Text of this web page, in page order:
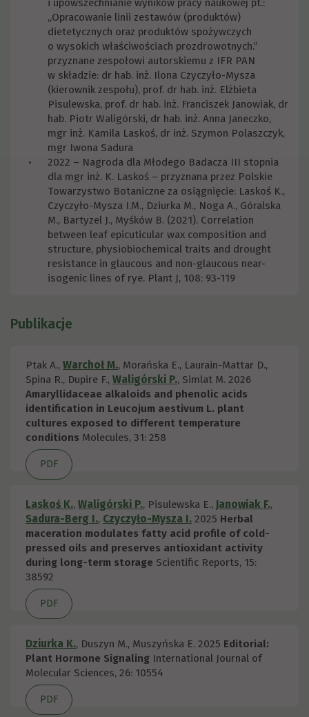
i upowszechnianie wyników pracy naukowej pt.:
„Opracowanie linii zestawów (produktów)
dietetycznych oraz produktów spożywczych
o wysokich właściwościach prozdrowotnych.”
przyznane zespołowi autorskiemu z IFR PAN
w składzie: dr hab. inż. Ilona Czyczyło-Mysza
(kierownik zespołu), prof. dr hab. inż. Elżbieta
Pisulewska, prof. dr hab. inż. Franciszek Janowiak, dr
hab. Piotr Waligórski, dr hab. inż. Anna Janeczko,
mgr inż. Kamila Laskoś, dr inż. Szymon Polaszczyk,
mgr Iwona Sadura
2022 – Nagroda dla Młodego Badacza III stopnia
dla mgr inż. K. Laskoś – przyznana przez Polskie
Towarzystwo Botaniczne za osiągnięcie: Laskoś K.,
Czyczyło-Mysza I.M., Dziurka M., Noga A., Góralska
M., Bartyzel J., Myśków B. (2021). Correlation
between leaf epicuticular wax composition and
structure, physiobiochemical traits and drought
resistance in glaucous and non-glaucous near-
isogenic lines of rye. Plant J, 108: 93-119
Publikacje
Ptak A., Warchoł M., Morańska E., Laurain-Mattar D.,
Spina R., Dupire F., Waligórski P., Simlat M. 2026
Amaryllidaceae alkaloids and phenolic acids
identification in Leucojum aestivum L. plant
cultures exposed to different temperature
conditions Molecules, 31: 258
PDF
Laskoś K., Waligórski P., Pisulewska E., Janowiak F.,
Sadura-Berg I., Czyczyło-Mysza I. 2025 Herbal
maceration modulates fatty acid profile of cold-
pressed oils and preserves antioxidant activity
during long-term storage Scientific Reports, 15:
38592
PDF
Dziurka K., Duszyn M., Muszyńska E. 2025 Editorial:
Plant Hormone Signaling International Journal of
Molecular Sciences, 26: 10554
PDF